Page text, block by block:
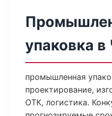
упаковка
промышленная
проектирование,
ОТК, логистика.